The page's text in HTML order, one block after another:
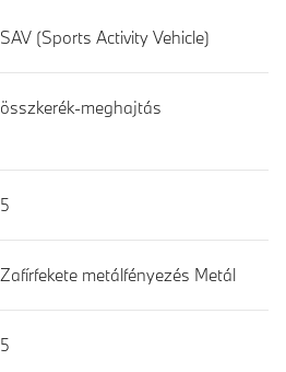
SAV (Sports Activity Vehicle)
összkerék-meghajtás
5
Zafírfekete metálfényezés Metál
5